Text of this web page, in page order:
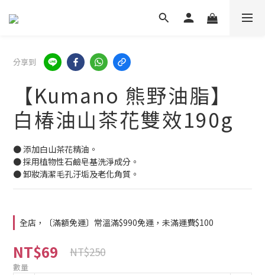
分享到
【Kumano 熊野油脂】
白椿油山茶花雙效190g
● 添加白山茶花精油。
● 採用植物性石鹼皂基洗淨成分。
● 卸妝清潔毛孔汙垢及老化角質。
全店，〔滿額免運〕常溫滿$990免運，未滿運費$100
NT$69 NT$250
數量